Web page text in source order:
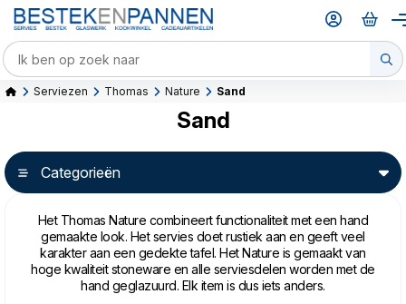
Serviezen Thomas Nature Sand
Sand
Categorieën
Het Thomas Nature combineert functionaliteit met een hand
gemaakte look. Het servies doet rustiek aan en geeft veel
karakter aan een gedekte tafel. Het Nature is gemaakt van
hoge kwaliteit stoneware en alle serviesdelen worden met de
hand geglazuurd. Elk item is dus iets anders.